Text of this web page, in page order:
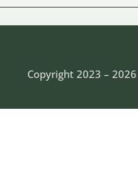
Copyright 2023 –